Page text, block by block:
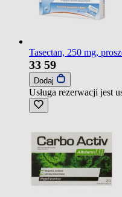
Tasectan, 250 mg,
33 59
Dodaj
Usługa rezerwacji jest